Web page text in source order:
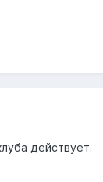
действует.